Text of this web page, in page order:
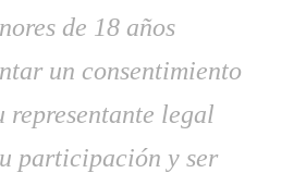
de 18 años
un consentimiento
representante legal
participación y ser